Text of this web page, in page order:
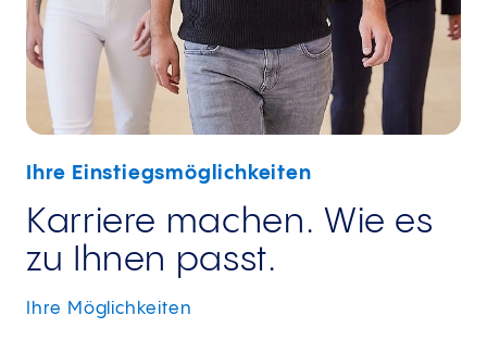
Ihre Einstiegsmöglichkeiten
Karriere machen. Wie es
zu Ihnen passt.
Ihre Möglichkeiten